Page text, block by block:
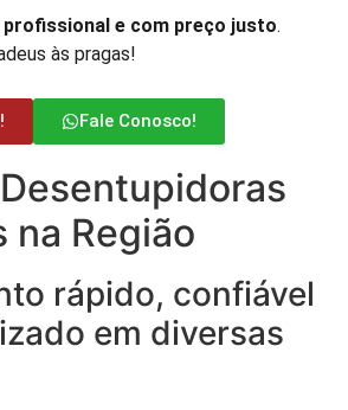
e com preço justo.
às pragas!
Fale Conosco!
na Região
rápido, confiável
em diversas